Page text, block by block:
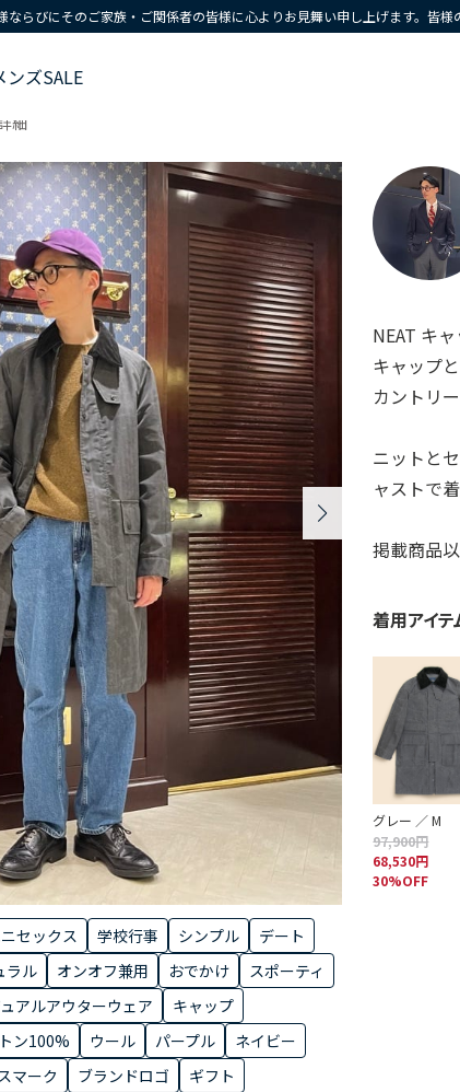
らびにそのご家族・ご関係者の皆様に心よりお見舞い申し上げます。皆
ンズSALE
細
セックス 学校行事 シンプル
デート
ラル オンオフ兼用 おでかけ
スポーティ
アルアウターウェア
キャップ
ン100% ウール パープル
ネイビー
マーク ブランドロゴ ギフト
NEAT キ
キャップ
カントリ
ニットと
ャストで
掲載商品
着用アイテ
グレー ／ M
97,900円
68,530円
30%OFF